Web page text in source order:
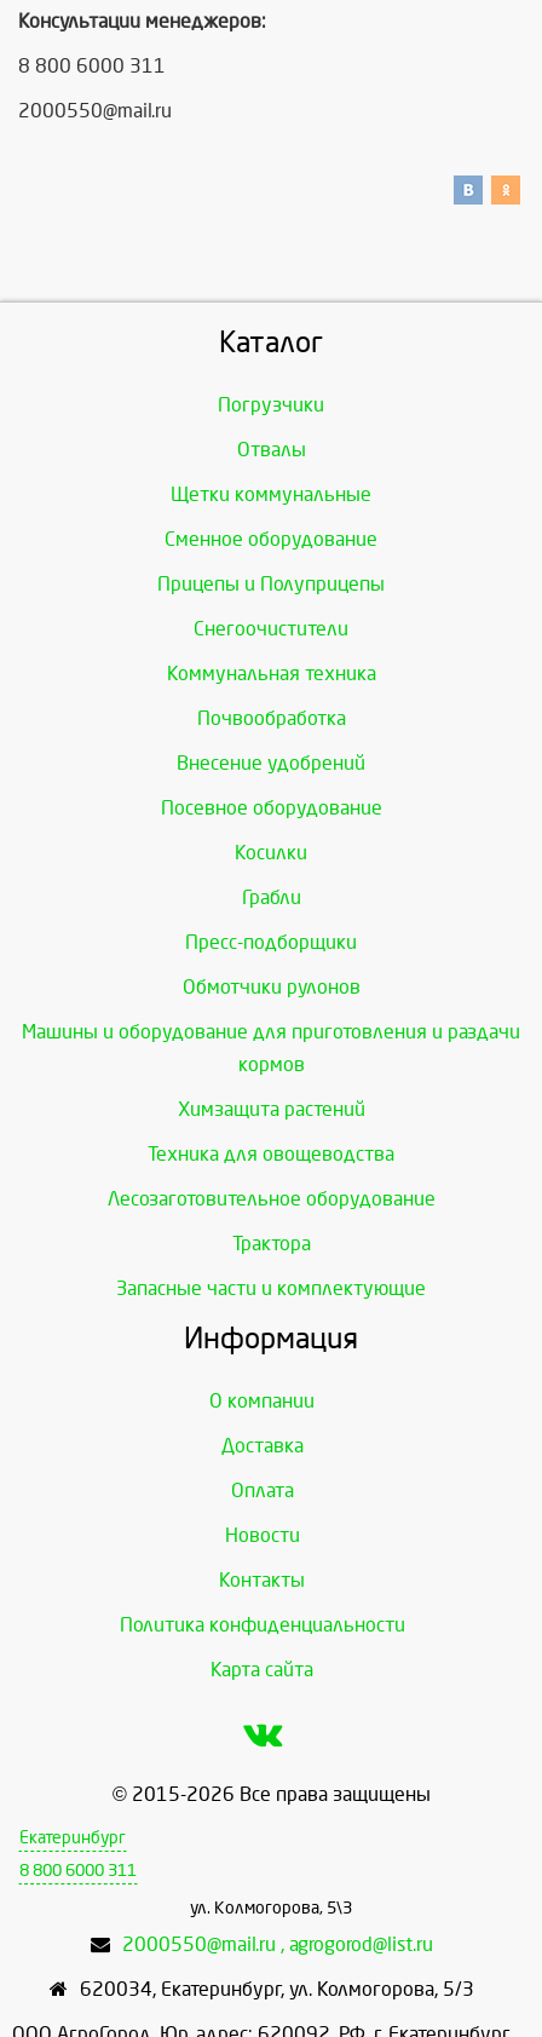
Консультации менеджеров:
8 800 6000 311
2000550@mail.ru
Каталог
Погрузчики
Отвалы
Щетки коммунальные
Сменное оборудование
Прицепы и Полуприцепы
Снегоочистители
Коммунальная техника
Почвообработка
Внесение удобрений
Посевное оборудование
Косилки
Грабли
Пресс-подборщики
Обмотчики рулонов
Машины и оборудование для приготовления и раздачи
кормов
Химзащита растений
Техника для овощеводства
Лесозаготовительное оборудование
Трактора
Запасные части и комплектующие
Информация
О компании
Доставка
Оплата
Новости
Контакты
Политика конфиденциальности
Карта сайта
© 2015-2026 Все права защищены
Екатеринбург
8 800 6000 311
ул. Колмогорова, 5\3
2000550@mail.ru , agrogorod@list.ru
620034, Екатеринбург, ул. Колмогорова, 5/3